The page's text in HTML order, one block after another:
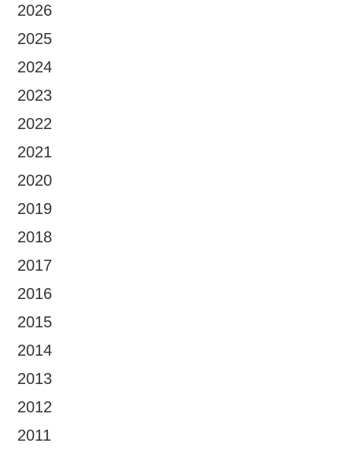
2026
2025
2024
2023
2022
2021
2020
2019
2018
2017
2016
2015
2014
2013
2012
2011